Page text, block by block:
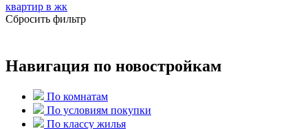
квартир в жк
Сбросить фильтр
Навигация по новостройкам
По комнатам
По условиям покупки
По классу жилья